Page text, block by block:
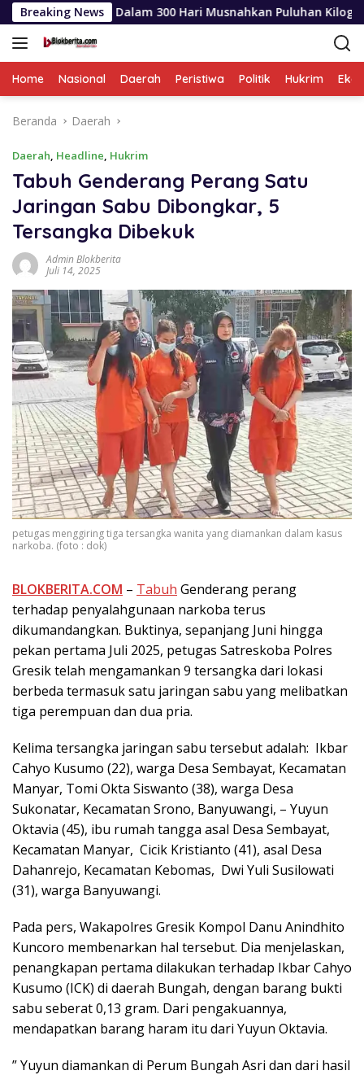
Langsung
ke
konten
Breaking News
Dalam 300 Hari Musnahkan Puluhan Kilogram Barang
Home Nasional Daerah Peristiwa Politik Hukrim
Beranda Daerah
Daerah, Headline, Hukrim
Tabuh Genderang Perang Satu
Jaringan Sabu Dibongkar, 5
Tersangka Dibekuk
Admin Blokberita
Juli 14, 2025
petugas menggiring tiga tersangka wanita yang diamankan dalam kasus
narkoba. (foto : dok)
BLOKBERITA.COM – Tabuh Genderang perang
terhadap penyalahgunaan narkoba terus
dikumandangkan. Buktinya, sepanjang Juni hingga
pekan pertama Juli 2025, petugas Satreskoba Polres
Gresik telah mengamankan 9 tersangka dari lokasi
berbeda termasuk satu jaringan sabu yang melibatkan
tiga perempuan dan dua pria.
Kelima tersangka jaringan sabu tersebut adalah: Ikbar
Cahyo Kusumo (22), warga Desa Sembayat, Kecamatan
Manyar, Tomi Okta Siswanto (38), warga Desa
Sukonatar, Kecamatan Srono, Banyuwangi, – Yuyun
Oktavia (45), ibu rumah tangga asal Desa Sembayat,
Kecamatan Manyar, Cicik Kristianto (41), asal Desa
Dahanrejo, Kecamatan Kebomas, Dwi Yuli Susilowati
(31), warga Banyuwangi.
Pada pers, Wakapolres Gresik Kompol Danu Anindhito
Kuncoro membenarkan hal tersebut. Dia menjelaskan,
penangkapan pertama dilakukan terhadap Ikbar Cahyo
Kusumo (ICK) di daerah Bungah, dengan barang bukti
sabu seberat 0,13 gram. Dari pengakuannya,
mendapatkan barang haram itu dari Yuyun Oktavia.
” Yuyun diamankan di Perum Bungah Asri dan dari hasil